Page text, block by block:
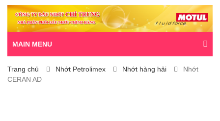
MAIN MENU
Trang chủ Nhớt Petrolimex Nhớt hàng hải
Nhớt
CERAN AD